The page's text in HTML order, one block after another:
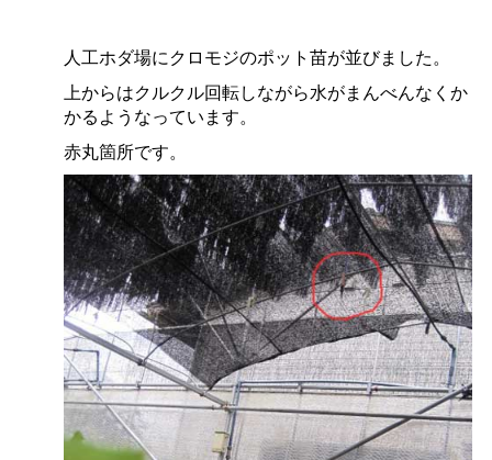
人工ホダ場にクロモジのポット苗が並びました。
上からはクルクル回転しながら水がまんべんなくか
かるようなっています。
赤丸箇所です。